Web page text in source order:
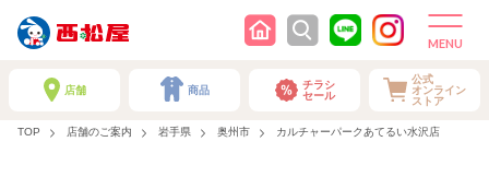
店舗 商品
チラシ
セール
公式
オンライン
ストア
TOP 店舗のご案内 岩手県 奥州市 カルチャーパークあてるい水沢店